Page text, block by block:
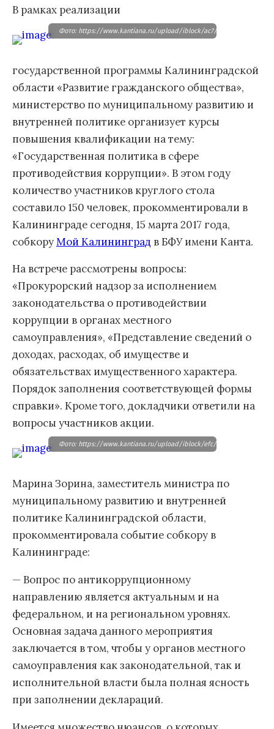
В рамках реализации
Фото: https://www.kantiana.ru/upload/iblock/ac7/s2a3050.jpg
государственной программы Калининградской
области «Развитие гражданского общества»,
министерство по муниципальному развитию и
внутренней политике организует курсы
повышения квалификации на тему:
«Государственная политика в сфере
противодействия коррупции». В этом году
количество участников круглого стола
составило 150 человек, прокомментировали в
Калининграде сегодня, 15 марта 2017 года,
собкоруМой Калининград в БФУ имени Канта.
На встрече рассмотрены вопросы:
«Прокурорский надзор за исполнением
законодательства о противодействии
коррупции в органах местного
самоуправления», «Представление сведений о
доходах, расходах, об имуществе и
обязательствах имущественного характера.
Порядок заполнения соответствующей формы
справки». Кроме того, докладчики ответили на
вопросы участников акции.
Фото: https://www.kantiana.ru/upload/iblock/efc/s2a3055.jpg
Марина Зорина, заместитель министра по
муниципальному развитию и внутренней
политике Калининградской области,
прокомментировала событие собкору в
Калининграде:
— Вопрос по антикоррупционному
направлению является актуальным и на
федеральном, и на региональном уровнях.
Основная задача данного мероприятия
заключается в том, чтобы у органов местного
самоуправления как законодательной, так и
исполнительной власти была полная ясность
при заполнении деклараций.